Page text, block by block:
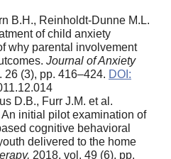
B.H., Reinholdt-Dunne M.L.
of child anxiety
why parental involvement
Journal of Anxiety
26 (3), pp. 416–424. DOI:
D.B., Furr J.M. et al.
initial pilot examination of
cognitive behavioral
delivered to the home
2018, vol. 49 (6), pp.